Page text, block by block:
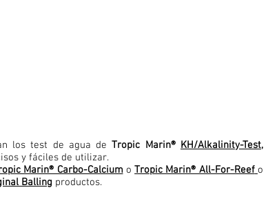
los test de agua deTropic Marin® KH/Alkalinity-Test,
y fáciles de utilizar.
Marin® Carbo-Calcium oTropic Marin® All-For-Reef o
Balling productos.